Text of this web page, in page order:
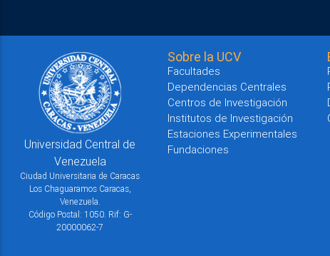
Universidad Central de
Venezuela
Ciudad Universitaria de Caracas
Los Chaguaramos Caracas,
Venezuela.
Código Postal: 1050. Rif: G-
20000062-7
Sobre la UCV
Facultades
Dependencias Centrales
Centros de Investigación
Institutos de Investigación
Estaciones Experimentales
Fundaciones